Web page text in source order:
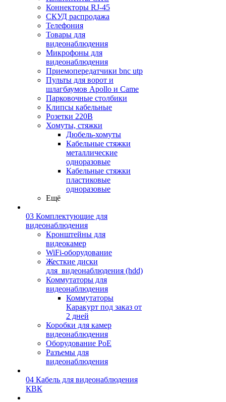
Коннекторы RJ-45
СКУД распродажа
Телефония
Товары для
видеонаблюдения
Микрофоны для
видеонаблюдения
Приемопередатчики bnc utp
Пульты для ворот и
шлагбаумов Apollo и Came
Парковочные столбики
Клипсы кабельные
Розетки 220В
Хомуты, стяжки
Дюбель-хомуты
Кабельные стяжки
металлические
одноразовые
Кабельные стяжки
пластиковые
одноразовые
Ещё
03 Комплектующие для
видеонаблюдения
Кронштейны для
видеокамер
WiFi-оборудование
Жесткие диски
для_видеонаблюдения (hdd)
Коммутаторы для
видеонаблюдения
Коммутаторы
Каракурт под заказ от
2 дней
Коробки для камер
видеонаблюдения
Оборудование PoE
Разъемы для
видеонаблюдения
04 Кабель для видеонаблюдения
КВК